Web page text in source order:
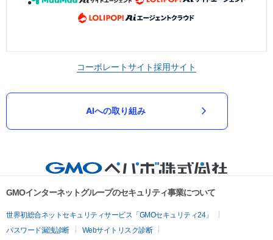
コーポレートサイト採用サイト
AIへの取り組み
GMOインターネットグループのセキュリティ事業について
世界初総合ネットセキュリティサービス「GMOセキュリティ24」
パスワード漏洩診断
Webサイトリスク診断